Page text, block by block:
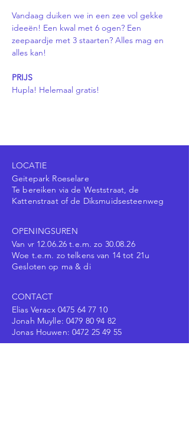
Vandaag duiken we in een zee vol gekke
ideeën! Een kwal met 6 ogen? Een
zeepaardje met 3 staarten? Alles mag en
alles kan!
PRIJS
Hupla! Helemaal gratis!
LOCATIE
Geitepark Roeselare
Te bereiken via de Weststraat, de
Kattenstraat of de Diksmuidsesteenweg
OPENINGSUREN
Van vr 12.06.26 t.e.m. zo 30.08.26
Woe t.e.m. zo telkens van 14 tot 21u
Gesloten op ma & di
CONTACT
Elias Veracx 0475 64 77 10
Jonah Muylle: 0479 80 94 82
Jonas Houwen: 0472 25 49 55